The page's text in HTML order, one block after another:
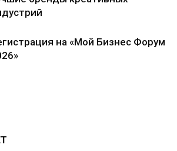
на «Мой Бизнес Форум